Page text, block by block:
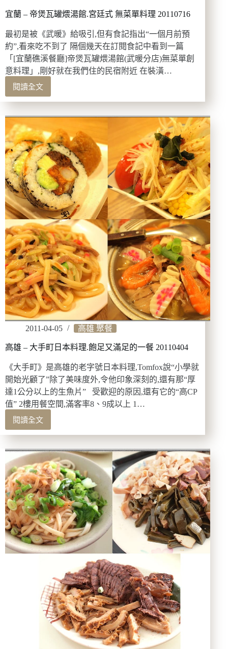
宜蘭 – 帝煲瓦罐煨湯館.宮廷式 無菜單料理 20110716
最初是被《武暖》給吸引,但有食記指出“一個月前預
約”,看來吃不到了 隔個幾天在訂閱食記中看到一篇
「[宜蘭礁溪餐廳]帝煲瓦罐煨湯館(武暖分店)無菜單創
意料理」,剛好就在我們住的民宿附近 在裝潢…
閱讀全文
宜
蘭
煲
瓦
罐
煨
湯
館.
宮
廷
式
無
菜
單
料
理
20110716
2011-04-05 高雄 聚餐
高雄 – 大手町日本料理.飽足又滿足的一餐 20110404
《大手町》是高雄的老字號日本料理,Tomfox說“小學就
開始光顧了”除了美味度外,令他印象深刻的,還有那“厚
達1公分以上的生魚片” 受歡迎的原因,還有它的“高CP
值” 2樓用餐空間,滿客率8、9成以上 1…
閱讀全文
高
雄
大
手
町
日
本
料
理.
飽
足
又
20110404